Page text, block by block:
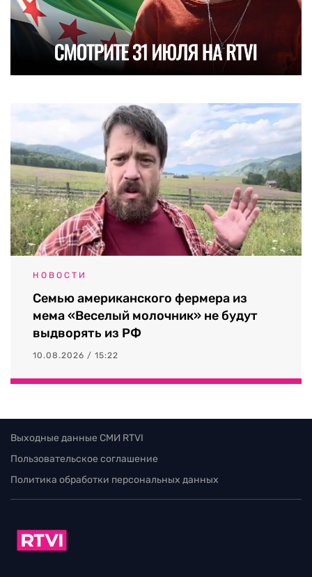
НОВОСТИ
Семью американского фермера из
мема «Веселый молочник» не будут
выдворять из РФ
10.08.2026 / 15:22
Выходные данные СМИ RTVI
Пользовательское соглашение
Политика обработки персональных данных